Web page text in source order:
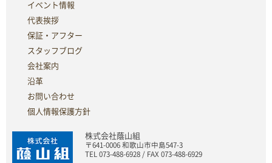
イベント情報
代表挨拶
保証・アフター
スタッフブログ
会社案内
沿革
お問い合わせ
個人情報保護方針
株式会社蔭山組
〒641-0006 和歌山市中島547-3
TEL 073-488-6928 / FAX 073-488-6929